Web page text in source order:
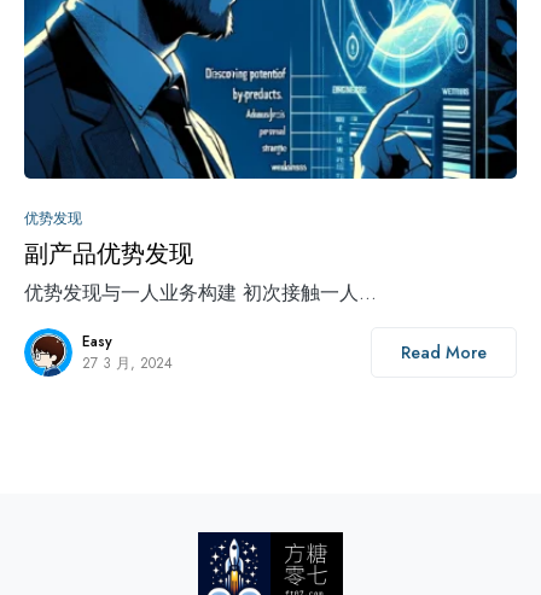
优势发现
副产品优势发现
优势发现与一人业务构建 初次接触一人…
Easy
27 3 月, 2024
Read More